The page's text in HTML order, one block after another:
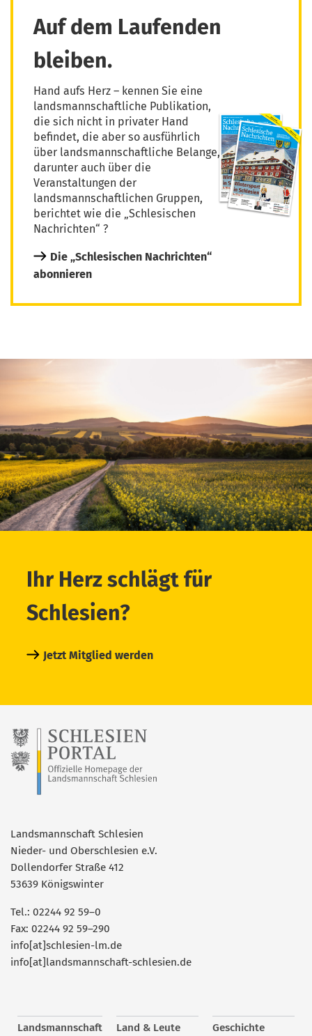
Auf dem Laufenden
bleiben.
Hand aufs Herz – kennen Sie eine
landsmannschaftliche Publikation,
die sich nicht in privater Hand
befindet, die aber so ausführlich
über landsmannschaftliche Belange,
darunter auch über die
Veranstaltungen der
landsmannschaftlichen Gruppen,
berichtet wie die „Schlesischen
Nachrichten“ ?
Die „Schlesischen Nachrichten“
abonnieren
Ihr Herz schlägt für
Schlesien?
Jetzt Mitglied werden
Landsmannschaft Schlesien
Nieder- und Oberschlesien e.V.
Dollendorfer Straße 412
53639 Königswinter
Tel.: 02244 92 59–0
Fax: 02244 92 59–290
info[at]schlesien-lm.de
info[at]landsmannschaft-schlesien.de
Landsmannschaft Land & Leute Geschichte